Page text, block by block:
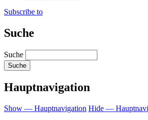
Subscribe to
Suche
Suche
Hauptnavigation
Show — Hauptnavigation Hide —